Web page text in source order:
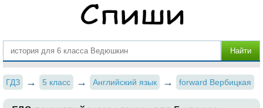
ГДЗ 5 класс Английский язык forward Вербицкая